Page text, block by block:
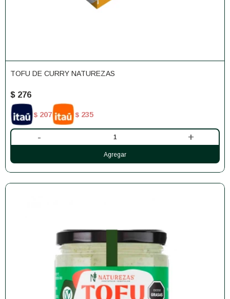
TOFU DE CURRY NATUREZAS
$ 276
$ 207 $ 235
- +